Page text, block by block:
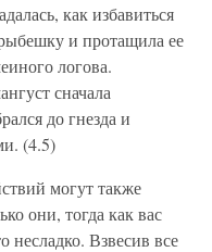
как избавиться
и протащила ее
логова.
сначала
до гнезда и
(4.5)
могут также
они, тогда как вас
несладко. Взвесив все